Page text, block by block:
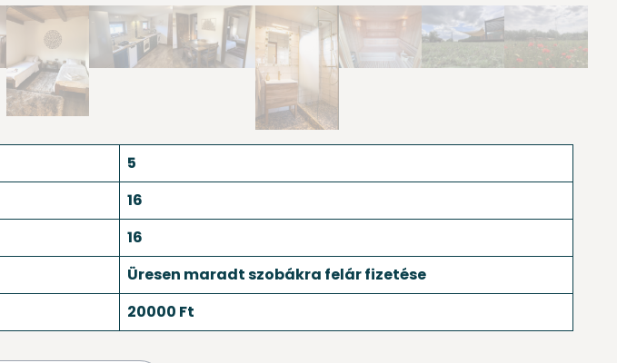
5
16
16
Üresen maradt szobákra felár fizetése
20000 Ft